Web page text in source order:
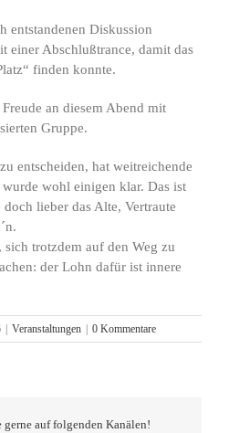
entstandenen Diskussion
einer Abschlußtrance, damit das
finden konnte.
an diesem Abend mit
Gruppe.
entscheiden, hat weitreichende
wohl einigen klar. Das ist
lieber das Alte, Vertraute
trotzdem auf den Weg zu
der Lohn dafür ist innere
Veranstaltungen 0 Kommentare
auf folgenden Kanälen!